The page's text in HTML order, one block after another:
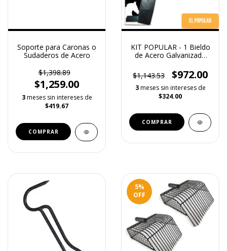
Soporte para Caronas o
Sudaderos de Acero
$1,398.89
$1,259.00
3 meses sin intereses de
$419.67
KIT POPULAR - 1 Bieldo
de Acero Galvanizado
Premium 100%
Mexicana Multiusos
$1,143.53 $972.00
3 meses sin intereses de
$324.00
5%
OFF